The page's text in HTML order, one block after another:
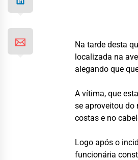
Na tarde desta
localizada na
alegando que
A vítima, que
se aproveitou do
costas e no
Logo após o
funcionária